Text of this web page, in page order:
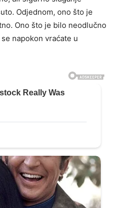
Odjednom, ono što je
Ono što je bilo neodlučno
napokon vraćate u